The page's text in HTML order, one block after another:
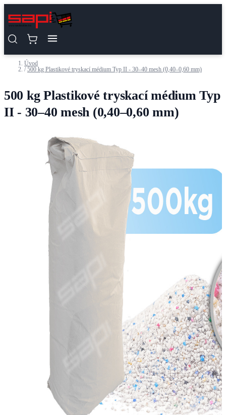
Úvod
/ 500 kg Plastikové tryskací médium Typ II - 30–40 mesh (0,40–0,60 mm)
500 kg Plastikové tryskací médium Typ
II - 30–40 mesh (0,40–0,60 mm)